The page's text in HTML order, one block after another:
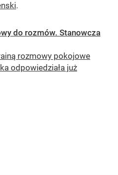
.
do rozmów. Stanowcza
rozmowy pokojowe
odpowiedziała już